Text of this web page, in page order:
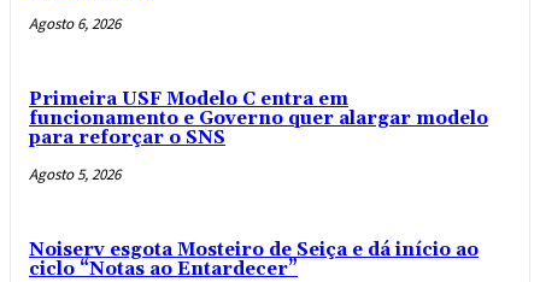
Agosto 6, 2026
Primeira USF Modelo C entra em
funcionamento e Governo quer alargar modelo
para reforçar o SNS
Agosto 5, 2026
Noiserv esgota Mosteiro de Seiça e dá início ao
ciclo “Notas ao Entardecer”